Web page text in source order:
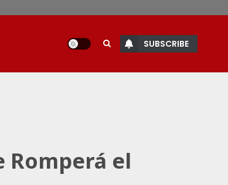
SUBSCRIBE
Romperá el